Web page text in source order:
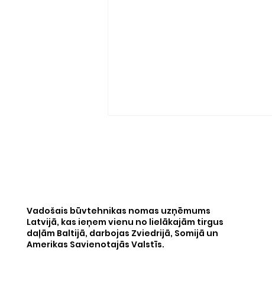
No Rīgas uz Teksasu: kā
"Storent" obligācijas
Vadošais būvtehnikas nomas uzņēmums
Latvijā, kas ieņem vienu no lielākajām tirgus
daļām Baltijā, darbojas Zviedrijā, Somijā un
Amerikas Savienotajās Valstīs.